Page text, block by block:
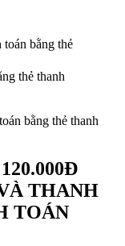
bằng thẻ
thẻ thanh
bằng thẻ thanh
THANH
TOÁN